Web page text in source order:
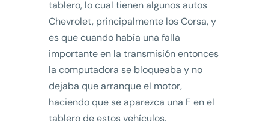
tablero, lo cual tienen algunos autos
Chevrolet, principalmente los Corsa, y
es que cuando había una falla
importante en la transmisión entonces
la computadora se bloqueaba y no
dejaba que arranque el motor,
haciendo que se aparezca una F en el
tablero de estos vehículos.